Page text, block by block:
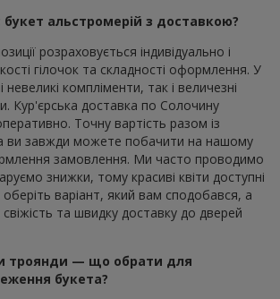
альстромерій з доставкою?
розраховується індивідуально і
гілочок та складності оформлення. У
компліменти, так і величезні
Кур'єрська доставка по Солочину
Точну вартість разом із
ви завжди можете побачити на нашому
замовлення. Ми часто проводимо
знижки, тому красиві квіти доступні
варіант, який вам сподобався, а
та швидку доставку до дверей
троянди — що обрати для
букета?